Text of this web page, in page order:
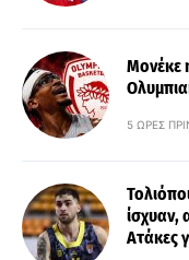
Μονέκε
5 ΏΡΕΣ
ίσχυαν,
Ατάκες